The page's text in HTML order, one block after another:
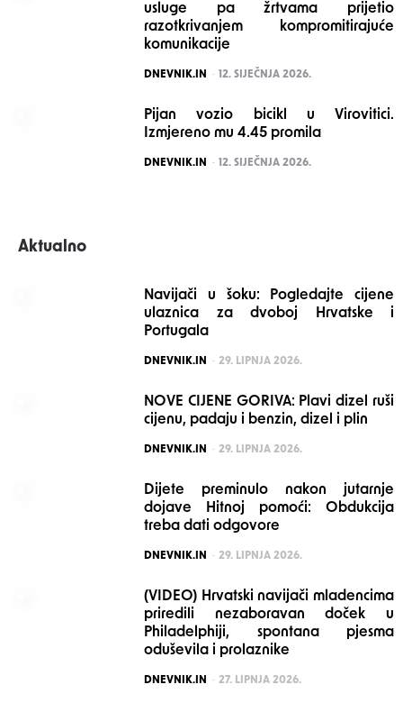
usluge pa žrtvama prijetio
razotkrivanjem kompromitirajuće
komunikacije
POSTED
DNEVNIK.IN 12. SIJEČNJA 2026.
Pijan vozio bicikl u Virovitici.
Izmjereno mu 4.45 promila
POSTED
DNEVNIK.IN 12. SIJEČNJA 2026.
Aktualno
Navijači u šoku: Pogledajte cijene
ulaznica za dvoboj Hrvatske i
Portugala
POSTED
DNEVNIK.IN 29. LIPNJA 2026.
NOVE CIJENE GORIVA: Plavi dizel ruši
cijenu, padaju i benzin, dizel i plin
POSTED
DNEVNIK.IN 29. LIPNJA 2026.
Dijete preminulo nakon jutarnje
dojave Hitnoj pomoći: Obdukcija
treba dati odgovore
POSTED
DNEVNIK.IN 29. LIPNJA 2026.
(VIDEO) Hrvatski navijači mladencima
priredili nezaboravan doček u
Philadelphiji, spontana pjesma
oduševila i prolaznike
POSTED
DNEVNIK.IN 27. LIPNJA 2026.